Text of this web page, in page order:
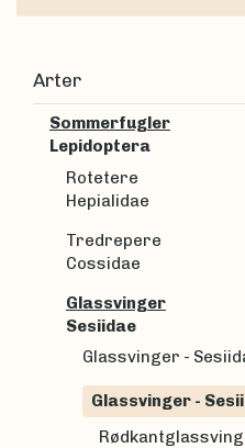
Arter
Sommerfugler
Lepidoptera
Rotetere
Hepialidae
Tredrepere
Cossidae
Glassvinger
Sesiidae
Glassvinger -
Glassvinger -